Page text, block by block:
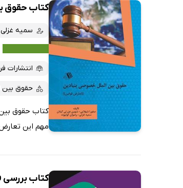
کتاب حقوق
سمیه غزلی
انتشارات
حقوق بین
کتاب حقوق
مهم این
کتاب